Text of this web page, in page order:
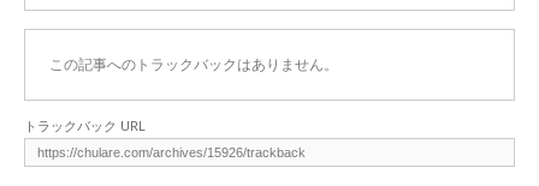
この記事へのトラックバックはありません。
トラックバック URL